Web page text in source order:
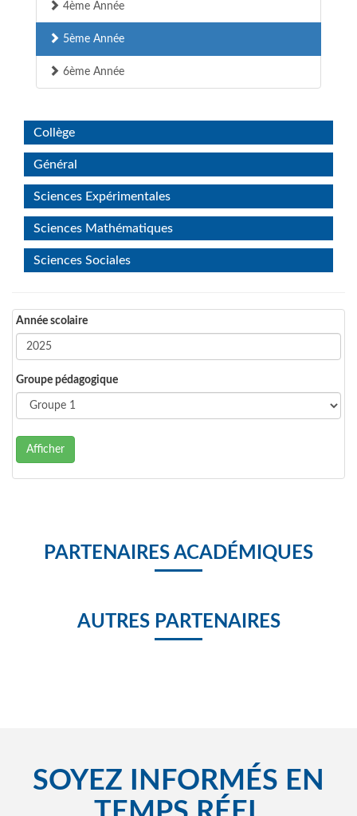
4ème Année
5ème Année
6ème Année
Collège
Général
Sciences Expérimentales
Sciences Mathématiques
Sciences Sociales
Année scolaire
Groupe pédagogique
Afficher
PARTENAIRES ACADÉMIQUES
AUTRES PARTENAIRES
SOYEZ INFORMÉS EN